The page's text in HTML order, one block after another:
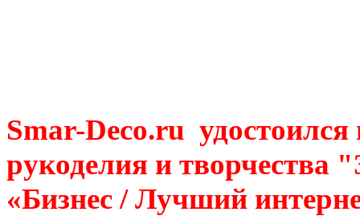
Smar-Deco.ru
рукоделия и творчества
«Бизнес / Лучший